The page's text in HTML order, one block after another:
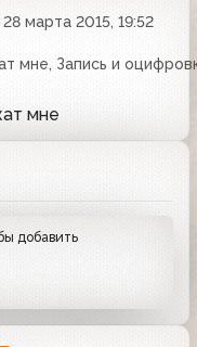
28 марта 2015, 19:52
мне, Запись и
мне
добавить